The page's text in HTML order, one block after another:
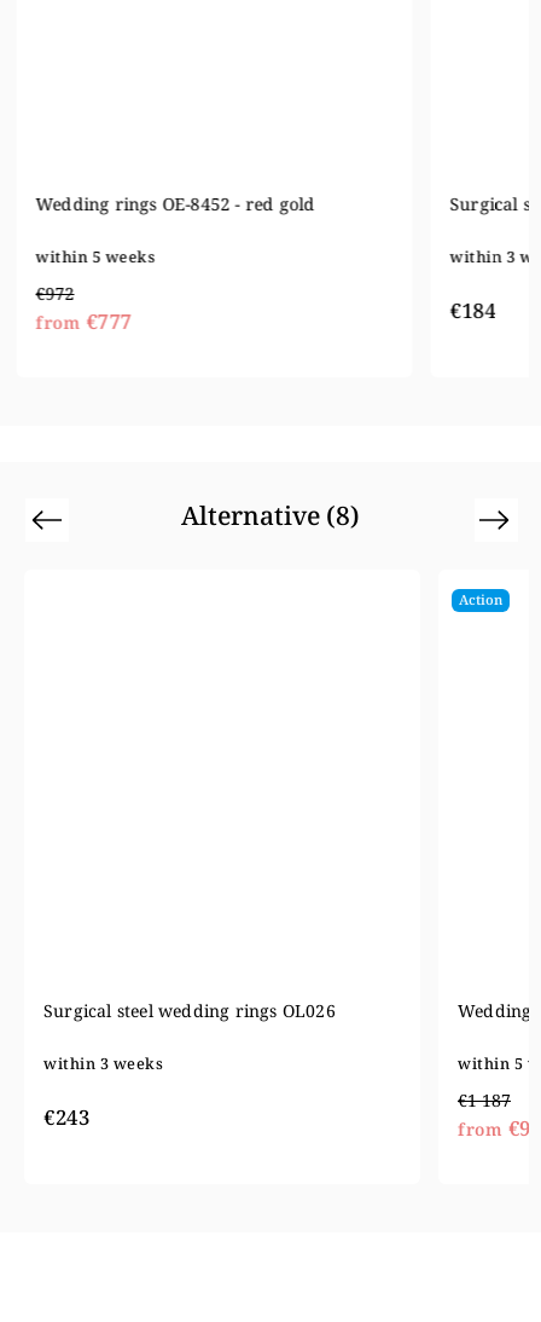
Surgical steel wedding rings OL012
within 3 weeks
€184
Wedding
within 5
from
Alternative (8)
Previous
Wedding rings OE-8333 - red gold
within 5 weeks
from€949
Surgical
within 3
€184
Next